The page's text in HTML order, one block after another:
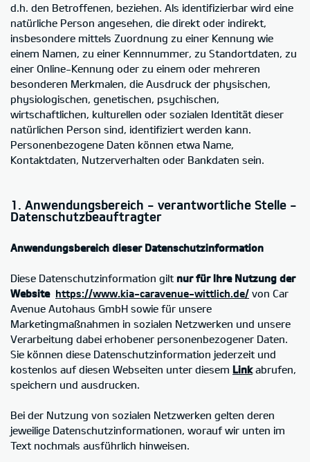
d.h. den Betroffenen, beziehen. Als identifizierbar wird eine
natürliche Person angesehen, die direkt oder indirekt,
insbesondere mittels Zuordnung zu einer Kennung wie
einem Namen, zu einer Kennnummer, zu Standortdaten, zu
einer Online-Kennung oder zu einem oder mehreren
besonderen Merkmalen, die Ausdruck der physischen,
physiologischen, genetischen, psychischen,
wirtschaftlichen, kulturellen oder sozialen Identität dieser
natürlichen Person sind, identifiziert werden kann.
Personenbezogene Daten können etwa Name,
Kontaktdaten, Nutzerverhalten oder Bankdaten sein.
1. Anwendungsbereich - verantwortliche Stelle -
Datenschutzbeauftragter
Anwendungsbereich dieser Datenschutzinformation
Diese Datenschutzinformation gilt nur für Ihre Nutzung der
Website https://www.kia-caravenue-wittlich.de/ von Car
Avenue Autohaus GmbH sowie für unsere
Marketingmaßnahmen in sozialen Netzwerken und unsere
Verarbeitung dabei erhobener personenbezogener Daten.
Sie können diese Datenschutzinformation jederzeit und
kostenlos auf diesen Webseiten unter diesem Linkabrufen,
speichern und ausdrucken.
Bei der Nutzung von sozialen Netzwerken gelten deren
jeweilige Datenschutzinformationen, worauf wir unten im
Text nochmals ausführlich hinweisen.